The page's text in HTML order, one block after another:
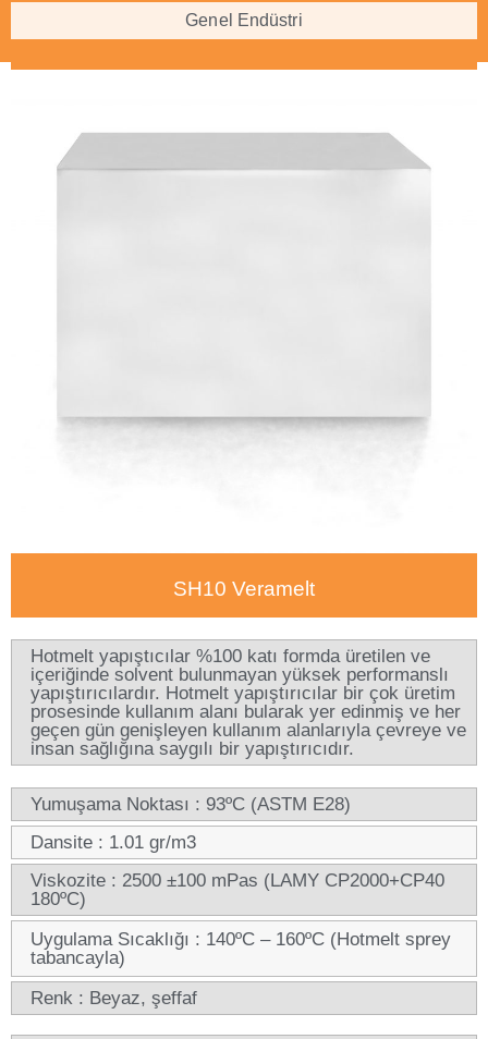
Genel Endüstri
SH10 Veramelt
Hotmelt yapıştıcılar %100 katı formda üretilen ve
içeriğinde solvent bulunmayan yüksek performanslı
yapıştırıcılardır. Hotmelt yapıştırıcılar bir çok üretim
prosesinde kullanım alanı bularak yer edinmiş ve her
geçen gün genişleyen kullanım alanlarıyla çevreye ve
insan sağlığına saygılı bir yapıştırıcıdır.
Yumuşama Noktası : 93ºC (ASTM E28)
Dansite : 1.01 gr/m3
Viskozite : 2500 ±100 mPas (LAMY CP2000+CP40
180ºC)
Uygulama Sıcaklığı : 140ºC – 160ºC (Hotmelt sprey
tabancayla)
Renk : Beyaz, şeffaf